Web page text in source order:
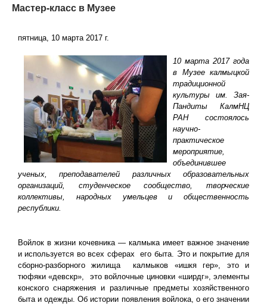
Мастер-класс в Музее
пятница, 10 марта 2017 г.
10 марта 2017 года
в Музее калмыцкой
традиционной
культуры им. Зая-
Пандиты КалмНЦ
РАН состоялось
научно-
практическое
мероприятие,
объединившее
ученых, преподавателей различных образовательных
организаций, студенческое сообщество, творческие
коллективы, народных умельцев и общественность
республики.
Войлок в жизни кочевника — калмыка имеет важное значение
и используется во всех сферах его быта. Это и покрытие для
сборно-разборного жилища калмыков «ишкя гер», это и
тюфяки «девскр», это войлочные циновки «ширдг», элементы
конского снаряжения и различные предметы хозяйственного
быта и одежды. Об истории появления войлока, о его значении